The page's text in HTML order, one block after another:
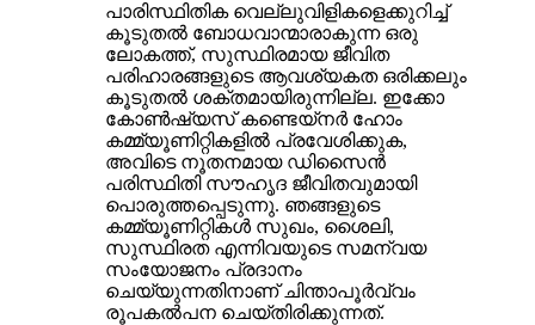
പാരിസ്ഥിതിക വെല്ലുവിളികളെക്കുറിച്ച്
കൂടുതൽ ബോധവാന്മാരാകുന്ന ഒരു
ലോകത്ത്, സുസ്ഥിരമായ ജീവിത
പരിഹാരങ്ങളുടെ ആവശ്യകത ഒരിക്കലും
കൂടുതൽ ശക്തമായിരുന്നില്ല. ഇക്കോ
കോൺഷ്യസ് കണ്ടെയ്‌നർ ഹോം
കമ്മ്യൂണിറ്റികളിൽ പ്രവേശിക്കുക,
അവിടെ നൂതനമായ ഡിസൈൻ
പരിസ്ഥിതി സൗഹൃദ ജീവിതവുമായി
പൊരുത്തപ്പെടുന്നു. ഞങ്ങളുടെ
കമ്മ്യൂണിറ്റികൾ സുഖം, ശൈലി,
സുസ്ഥിരത എന്നിവയുടെ സമന്വയ
സംയോജനം പ്രദാനം
ചെയ്യുന്നതിനാണ് ചിന്താപൂർവ്വം
രൂപകൽപന ചെയ്തിരിക്കുന്നത്.